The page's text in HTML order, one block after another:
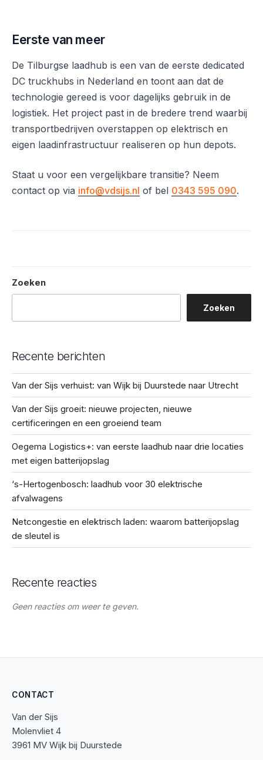
Eerste van meer
De Tilburgse laadhub is een van de eerste dedicated
DC truckhubs in Nederland en toont aan dat de
technologie gereed is voor dagelijks gebruik in de
logistiek. Het project past in de bredere trend waarbij
transportbedrijven overstappen op elektrisch en
eigen laadinfrastructuur realiseren op hun depots.
Staat u voor een vergelijkbare transitie? Neem
contact op via info@vdsijs.nl of bel 0343 595 090.
Zoeken
Zoeken
Recente berichten
Van der Sijs verhuist: van Wijk bij Duurstede naar Utrecht
Van der Sijs groeit: nieuwe projecten, nieuwe
certificeringen en een groeiend team
Oegema Logistics+: van eerste laadhub naar drie locaties
met eigen batterijopslag
‘s-Hertogenbosch: laadhub voor 30 elektrische
afvalwagens
Netcongestie en elektrisch laden: waarom batterijopslag
de sleutel is
Recente reacties
Geen reacties om weer te geven.
CONTACT
Van der Sijs
Molenvliet 4
3961 MV Wijk bij Duurstede